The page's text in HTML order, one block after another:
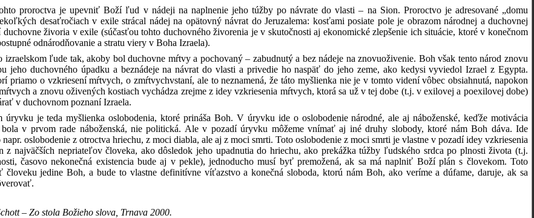
proroctva je upevniť Boží ľud v nádeji na naplnenie jeho túžby po návrate do vlasti – na Sion. Proroctvo je adresované „domu
desaťročiach v exile strácal nádej na opätovný návrat do Jeruzalema: kosťami posiate pole je obrazom národnej a duchovnej
živoria v exile (súčasťou tohto duchovného živorenia je v skutočnosti aj ekonomické zlepšenie ich situácie, ktoré v konečnom
odnárodňovanie a stratu viery v Boha Izraela).
izraelskom ľude tak, akoby bol duchovne mŕtvy a pochovaný – zabudnutý a bez nádeje na znovuoživenie. Boh však tento národ znovu
jeho duchovného úpadku a beznádeje na návrat do vlasti a privedie ho naspäť do jeho zeme, ako kedysi vyviedol Izrael z Egypta.
priamo o vzkriesení mŕtvych, o zmŕtvychvstaní, ale to neznamená, že táto myšlienka nie je v tomto videní vôbec obsiahnutá, napokon
a znovu oživených kostiach vychádza zrejme z idey vzkriesenia mŕtvych, ktorá sa už v tej dobe (t.j. v exilovej a poexilovej dobe)
v duchovnom poznaní Izraela.
úryvku je teda myšlienka oslobodenia, ktoré prináša Boh. V úryvku ide o oslobodenie národné, ale aj náboženské, keďže motivácia
v prvom rade náboženská, nie politická. Ale v pozadí úryvku môžeme vnímať aj iné druhy slobody, ktoré nám Boh dáva. Ide
oslobodenie z otroctva hriechu, z moci diabla, ale aj z moci smrti. Toto oslobodenie z moci smrti je vlastne v pozadí idey vzkriesenia
z najväčších nepriateľov človeka, ako dôsledok jeho upadnutia do hriechu, ako prekážka túžby ľudského srdca po plnosti života (t.j.
časovo nekonečná existencia bude aj v pekle), jednoducho musí byť premožená, ak sa má naplniť Boží plán s človekom. Toto
človeku jedine Boh, a bude to vlastne definitívne víťazstvo a konečná sloboda, ktorú nám Boh, ako veríme a dúfame, daruje, ak sa
– Zo stola Božieho slova, Trnava 2000.